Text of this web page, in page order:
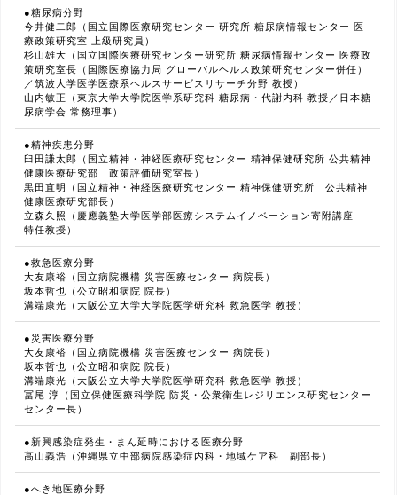
●糖尿病分野
今井健二郎（国立国際医療研究センター 研究所 糖尿病情報センター 医
療政策研究室 上級研究員）
杉山雄大（国立国際医療研究センター研究所 糖尿病情報センター 医療政
策研究室長（国際医療協力局 グローバルヘルス政策研究センター併任）
／筑波大学医学医療系ヘルスサービスリサーチ分野 教授）
山内敏正（東京大学大学院医学系研究科 糖尿病・代謝内科 教授／日本糖
尿病学会 常務理事）
●精神疾患分野
臼田謙太郎（国立精神・神経医療研究センター 精神保健研究所 公共精神
健康医療研究部 政策評価研究室長）
黒田直明（国立精神・神経医療研究センター 精神保健研究所 公共精神
健康医療研究部長）
立森久照（慶應義塾大学医学部医療システムイノベーション寄附講座
特任教授）
●救急医療分野
大友康裕（国立病院機構 災害医療センター 病院長）
坂本哲也（公立昭和病院 院長）
溝端康光（大阪公立大学大学院医学研究科 救急医学 教授）
●災害医療分野
大友康裕（国立病院機構 災害医療センター 病院長）
坂本哲也（公立昭和病院 院長）
溝端康光（大阪公立大学大学院医学研究科 救急医学 教授）
冨尾 淳（国立保健医療科学院 防災・公衆衛生レジリエンス研究センター
センター長）
●新興感染症発生・まん延時における医療分野
高山義浩（沖縄県立中部病院感染症内科・地域ケア科 副部長）
●へき地医療分野